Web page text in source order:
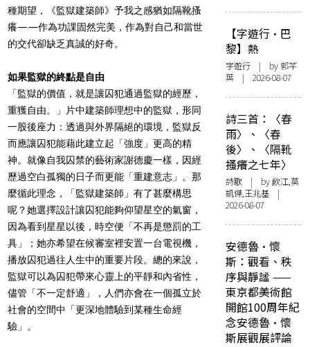
種期望，《監獄建築師》予我之感猶如隔靴搔
癢——作為功課固然完美，作為對自己和當世
的交代卻缺乏真誠的好奇。
如果監獄的終點是自由
「監獄的價值，就是讓囚犯通過監獄的經歷，
重獲自由。」片中建築師理想中的監獄，形同
一股後座力：透過與外界隔絕的環境，監獄反
而應讓囚犯能藉此建立起「強度」更高的精
神。就像自我囚禁的藝術家謝德慶一樣，因經
歷過空白孤獨的日子而更能「重建意志」。那
麼循此理念，「監獄建築師」有了甚麼構思
呢？她選擇設計讓囚犯能夠仰望星空的氣窗，
因為看到星星以後，時空便「不再是懲罰的工
具」；她亦希望在候審室裡安置一台電視機，
播放囚犯過往人生中的重要片段。總的來說，
監獄可以為囚犯帶來心靈上的平靜和內省性，
儘管「不一定舒適」，人們亦會在一個孤立於
社會的空間中「更深地體驗到某種生命經
驗」。
【字遊行·巴
黎】熱
字遊行 | by 郭芊
葉 | 2026-08-07
詩三首：〈春
雨〉、〈春
後〉、〈隔靴
搔癢之七年〉
詩歌 | by 飲江,莫
凱傑,王兆基 |
2026-08-07
安德魯·懷
斯：觀看、秩
序與靜謐 ——
東京都美術館
開館100周年紀
念安德魯·懷
斯展觀展評論